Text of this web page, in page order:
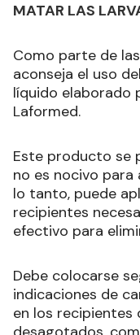
MATAR LAS
Como parte de
aconseja el uso
líquido elaborado
Laformed.
Este producto se
no es nocivo para
lo tanto, puede
recipientes
efectivo para
Debe colocarse
indicaciones de
en los recipientes